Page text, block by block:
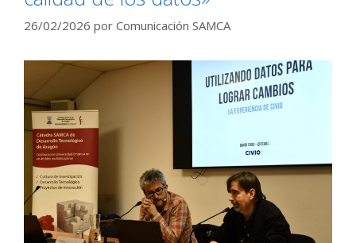
26/02/2026 por Comunicación SAMCA